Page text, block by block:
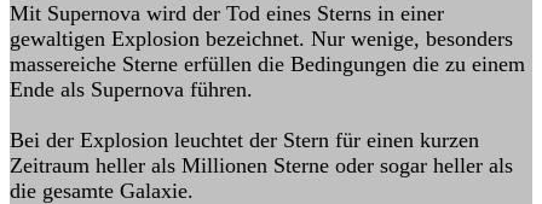
Mit Supernova wird der Tod eines Sterns in einer
gewaltigen Explosion bezeichnet. Nur wenige, besonders
massereiche Sterne erfüllen die Bedingungen die zu einem
Ende als Supernova führen.
Bei der Explosion leuchtet der Stern für einen kurzen
Zeitraum heller als Millionen Sterne oder sogar heller als
die gesamte Galaxie.